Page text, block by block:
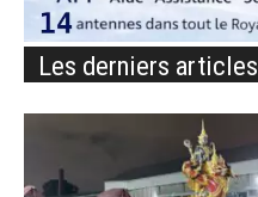
Les derniers articles